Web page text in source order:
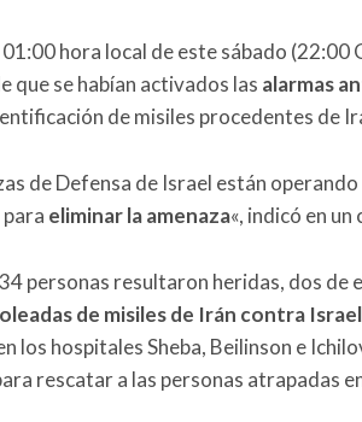
01:00 hora local de este sábado (22:00
que se habían activados las alarmas
de misiles procedentes de
de Defensa de Israel están
eliminar la amenaza«, indicó en
personas resultaron heridas, dos de
de misiles de Irán contra Israel
los hospitales Sheba, Beilinson e
rescatar a las personas atrapadas